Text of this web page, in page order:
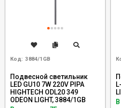
Код: 3884/1GB
Подвесной светильник
LED GU10 7W 220V PIPA
HIGHTECH ODL20 349
ODEON LIGHT, 3884/1GB